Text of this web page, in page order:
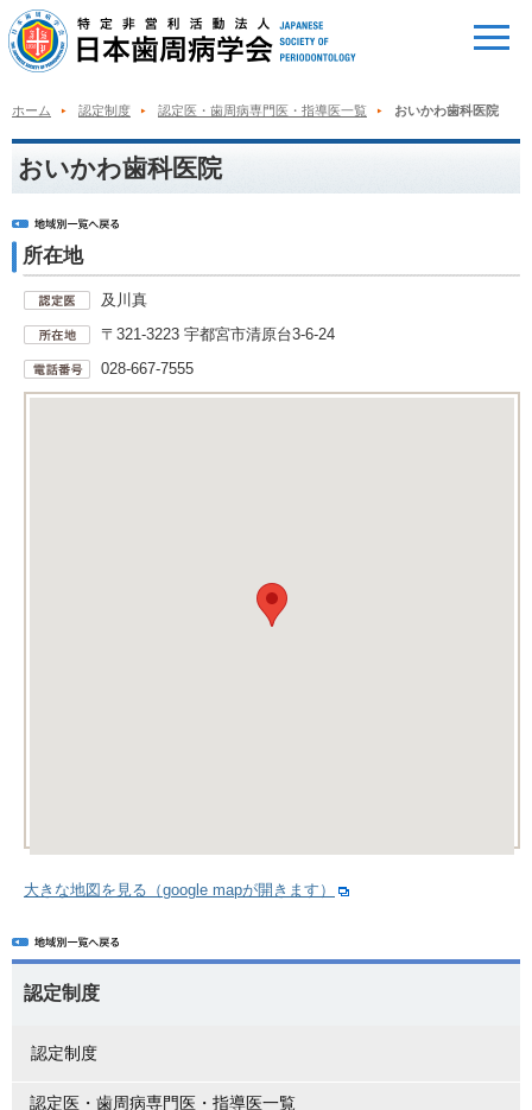
ホーム 認定制度 認定医・歯周病専門医・指導医一覧 おいかわ歯科医院
おいかわ歯科医院
所在地
及川真
〒321-3223 宇都宮市清原台3-6-24
028-667-7555
大きな地図を見る（google mapが開きます）
認定制度
認定制度
認定医・歯周病専門医・指導医一覧